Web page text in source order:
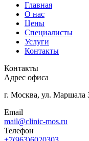
Главная
О нас
Цены
Специалисты
Услуги
Контакты
Контакты
Адрес офиса
г. Москва, ул. Маршала
Email
mail@clinic-mos.ru
Телефон